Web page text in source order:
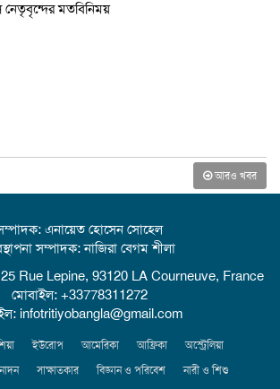
নেতৃবৃন্দের মতবিনিময়
আরও খবর
এনায়েত হোসেন সোহেল
সম্পাদক: নাজিরা বেগম শীলা
25 Rue Lepine, 93120 LA Courneuve, France
মোবাইল: +33778311272
infotritiyobangla@gmail.com
ইউরোপ আমেরিকা আফ্রিকা
অস্ট্রেলিয়া
সাক্ষাতকার বিজ্ঞান ও পরিবেশ নারী ও শিশু